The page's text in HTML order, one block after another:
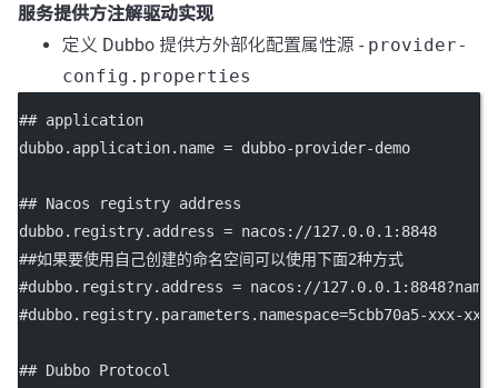
服务提供方注解驱动实现
定义 Dubbo 提供方外部化配置属性源 - provider-
config.properties
## application
dubbo.application.name = dubbo-provider-demo
## Nacos registry address
dubbo.registry.address = nacos://127.0.0.1:8848
##如果要使用自己创建的命名空间可以使用下面2种方式
#dubbo.registry.address = nacos://
#dubbo.registry.parameters.namespace=5cbb70a5-xxx-xxx-
## Dubbo Protocol